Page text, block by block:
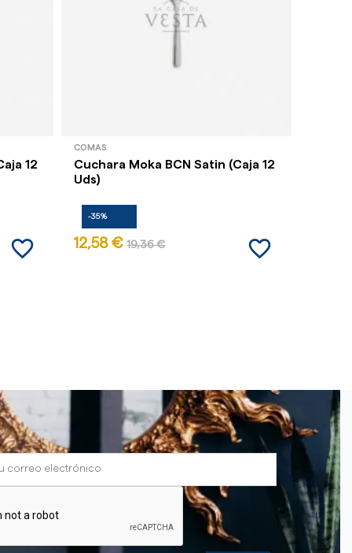
12
favorite_border
COMAS
Cuchara Moka BCN Satin (Caja 12
Uds)
-35%
12,58 € 19,36 € favorite_border